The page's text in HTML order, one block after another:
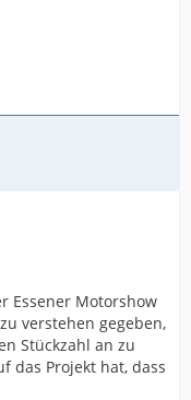
Essener Motorshow
verstehen gegeben,
Stückzahl an zu
das Projekt hat, dass